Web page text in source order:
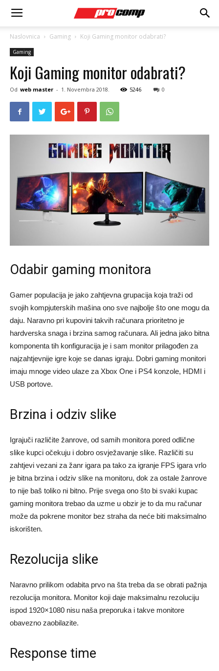
Naslovnica Gaming Koji Gaming monitor odabrati?
Gaming
Koji Gaming monitor odabrati?
Od web master - 1. Novembra 2018. 5246 0
Odabir gaming monitora
Gamer populacija je jako zahtjevna grupacija koja traži od
svojih kompjuterskih mašina ono sve najbolje što one mogu da
daju. Naravno pri kupovini takvih računara prioritetno je
hardverska snaga i brzina samog računara. Ali jedna jako bitna
komponenta tih konfiguracija je i sam monitor prilagođen za
najzahtjevnije igre koje se danas igraju. Dobri gaming monitori
imaju mnoge video ulaze za Xbox One i PS4 konzole, HDMI i
USB portove.
Brzina i odziv slike
Igrajuči različite žanrove, od samih monitora pored odlične
slike kupci očekuju i dobro osvježavanje slike. Različiti su
zahtjevi vezani za žanr igara pa tako za igranje FPS igara vrlo
je bitna brzina i odziv slike na monitoru, dok za ostale žanrove
to nije baš toliko ni bitno. Prije svega ono što bi svaki kupac
gaming monitora trebao da uzme u obzir je to da mu računar
može da pokrene monitor bez straha da neće biti maksimalno
iskorišten.
Rezolucija slike
Naravno prilikom odabita prvo na šta treba da se obrati pažnja
rezolucija monitora. Monitor koji daje maksimalnu rezoluciju
ispod 1920×1080 nisu naša preporuka i takve monitore
obavezno zaobilazite.
Response time